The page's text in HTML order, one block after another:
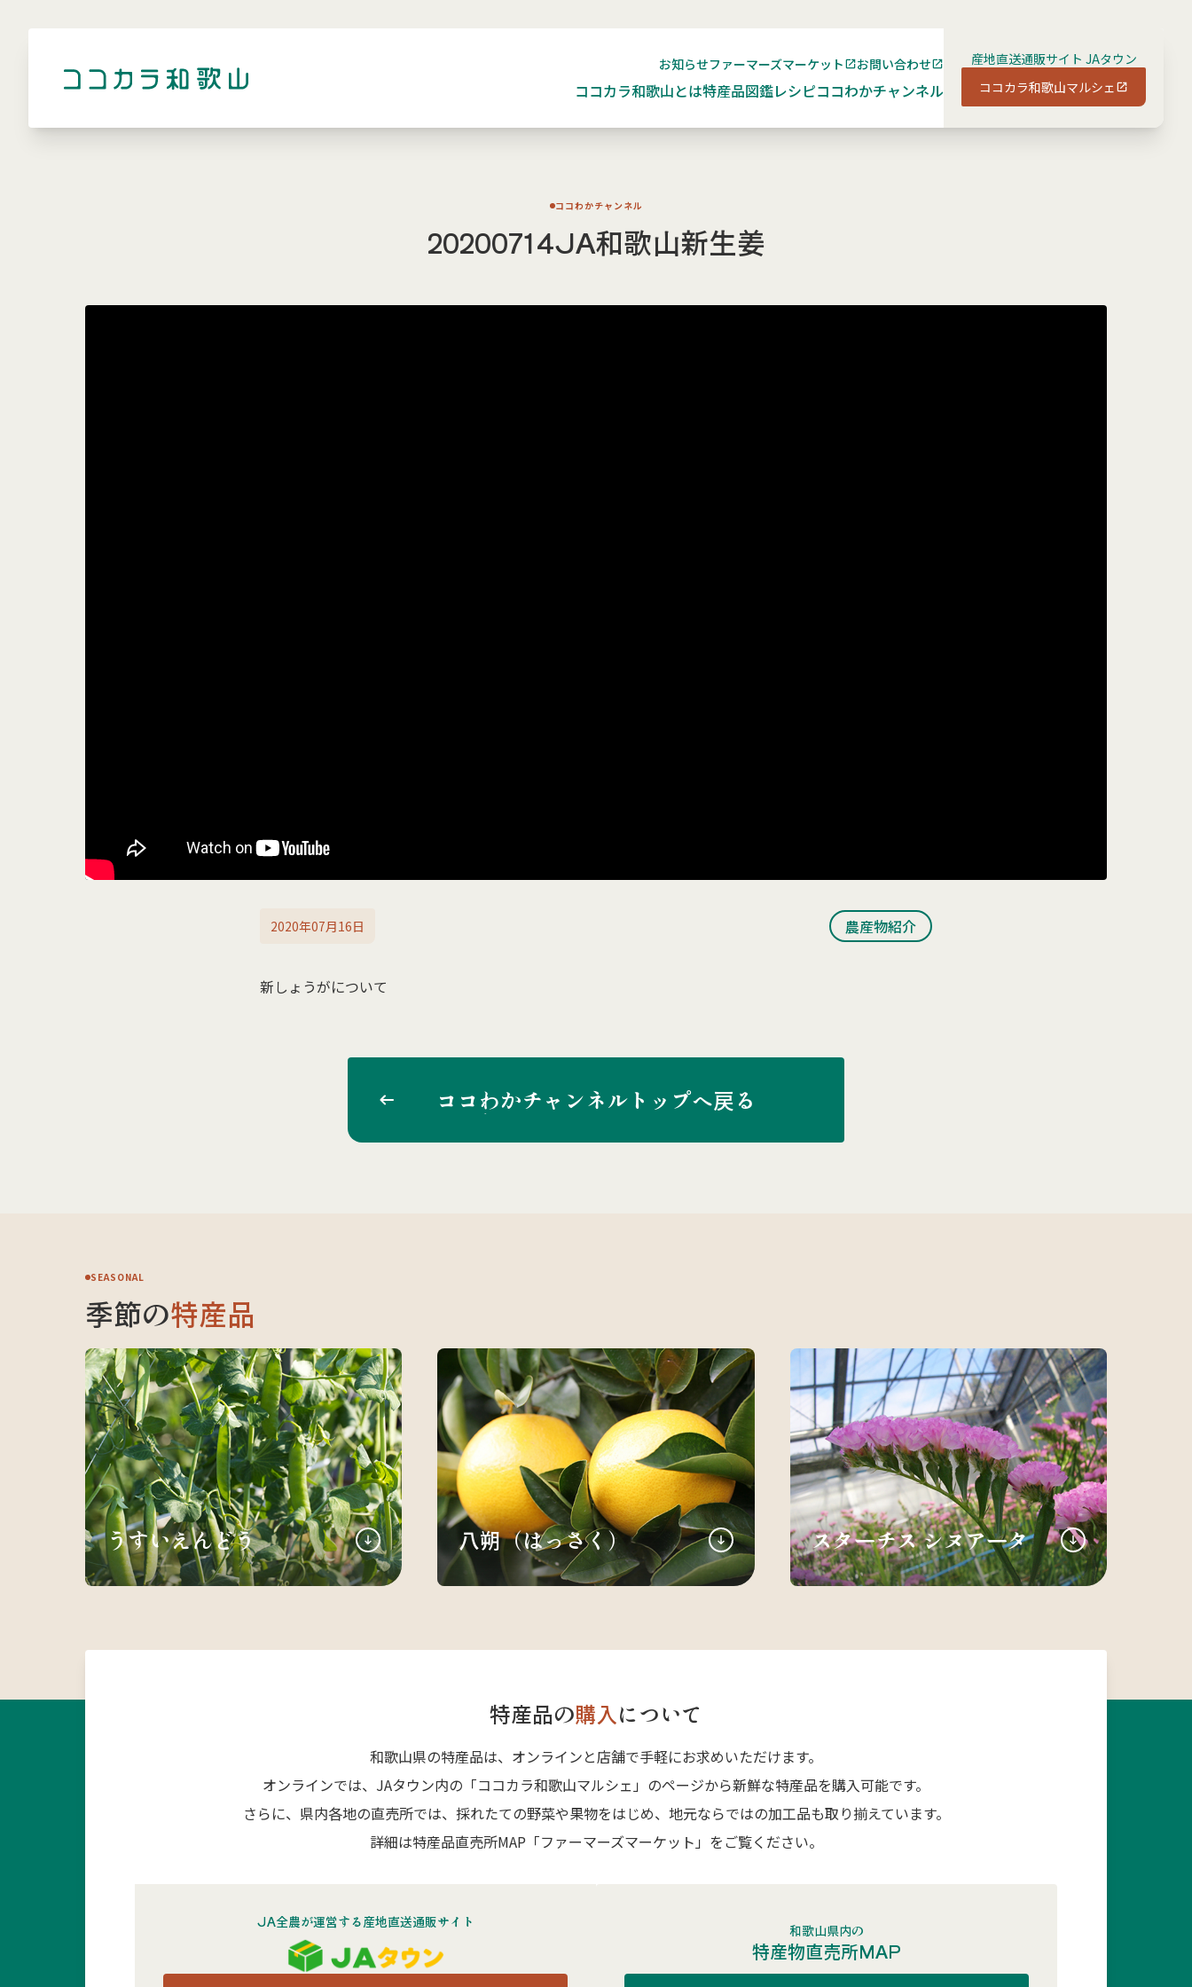
お知らせファーマーズマーケット お問い合わせ
ココカラ和歌山とは特産品図鑑レシピココわかチャンネル
産地直送通販サイト JAタウン
ココカラ和歌山マルシェ
ココわかチャンネル
20200714JA和歌山新生姜
2020年07月16日 農産物紹介
新しょうがについて
ココわかチャンネルトップへ戻る
SEASONAL
季節の特産品
うすいえんどう 八朔（はっさく） スターチス シヌアータ
特産品の購入について
和歌山県の特産品は、オンラインと店舗で手軽にお求めいただけます。
オンラインでは、JAタウン内の「ココカラ和歌山マルシェ」のページから新鮮な特産品を購入可能です。
さらに、県内各地の直売所では、採れたての野菜や果物をはじめ、地元ならではの加工品も取り揃えています。
詳細は特産品直売所MAP「ファーマーズマーケット」をご覧ください。
JA全農が運営する産地直送通販サイト
和歌山県内の
特産物直売所MAP